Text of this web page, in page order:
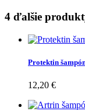
4 ďalšie
Protektin
12,20 €